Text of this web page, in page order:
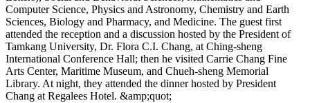
Computer Science, Physics and Astronomy, Chemistry and Earth
Sciences, Biology and Pharmacy, and Medicine. The guest first
attended the reception and a discussion hosted by the President of
Tamkang University, Dr. Flora C.I. Chang, at Ching-sheng
International Conference Hall; then he visited Carrie Chang Fine
Arts Center, Maritime Museum, and Chueh-sheng Memorial
Library. At night, they attended the dinner hosted by President
Chang at Regalees Hotel. &amp;quot;